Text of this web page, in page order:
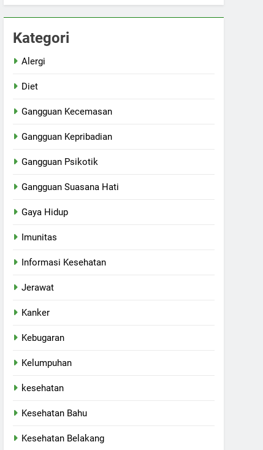
Kategori
Alergi
Diet
Gangguan Kecemasan
Gangguan Kepribadian
Gangguan Psikotik
Gangguan Suasana Hati
Gaya Hidup
Imunitas
Informasi Kesehatan
Jerawat
Kanker
Kebugaran
Kelumpuhan
kesehatan
Kesehatan Bahu
Kesehatan Belakang